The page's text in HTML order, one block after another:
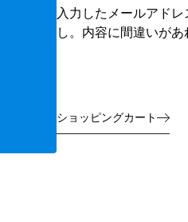
入力したメールアド
し。内容に間違いが
ショッピングカート